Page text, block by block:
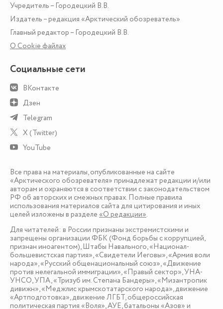
Учредитель – Городецкий В.В.
Издатель – редакция «Арктический обозреватель»
Главный редактор – Городецкий В.В.
О Сookie файлах
Социальные сети
ВКонтакте
Дзен
Telegram
X (Twitter)
YouTube
Все права на материалы, опубликованные на сайте
«Арктического обозревателя» принадлежат редакции и/или
авторам и охраняются в соответствии с законодательством
РФ об авторских и смежных правах. Полные правила
использования материалов сайта для цитирования и иных
целей изложены в разделе «О редакции».
Для читателей: в России признаны экстремистскими и
запрещены организации ФБК (Фонд борьбы с коррупцией,
признан иноагентом), Штабы Навального, «Национал-
большевистская партия», «Свидетели Иеговы», «Армия воли
народа», «Русский общенациональный союз», «Движение
против нелегальной иммиграции», «Правый сектор», УНА-
УНСО, УПА, «Тризуб им. Степана Бандеры», «Мизантропик
дивижн», «Меджлис крымскотатарского народа», движение
«Артподготовка», движение ЛГБТ, общероссийская
политическая партия «Воля», АУЕ, батальоны «Азов» и